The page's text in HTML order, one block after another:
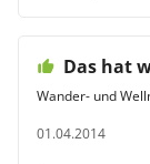
Das hat
Wander- und
01.04.2014